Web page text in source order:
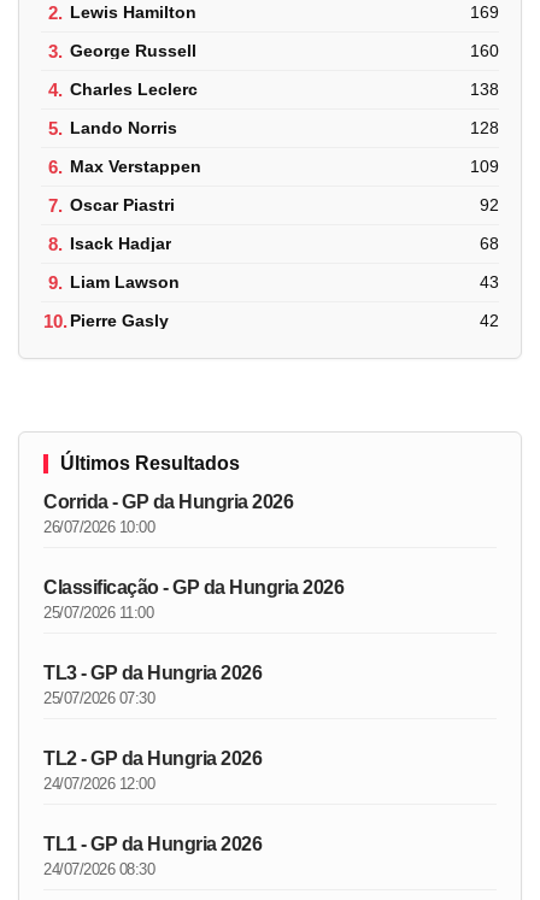
2. Lewis Hamilton 169
3. George Russell 160
4. Charles Leclerc 138
5. Lando Norris 128
6. Max Verstappen 109
7. Oscar Piastri 92
8. Isack Hadjar 68
9. Liam Lawson 43
10.Pierre Gasly 42
Últimos Resultados
Corrida - GP da Hungria 2026
26/07/2026 10:00
Classificação - GP da Hungria 2026
25/07/2026 11:00
TL3 - GP da Hungria 2026
25/07/2026 07:30
TL2 - GP da Hungria 2026
24/07/2026 12:00
TL1 - GP da Hungria 2026
24/07/2026 08:30